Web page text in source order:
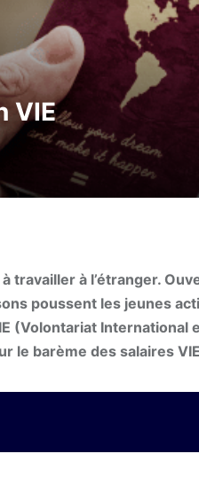
VIE
travailler à l’étranger.
poussent les jeunes
(Volontariat International
le barème des salaires